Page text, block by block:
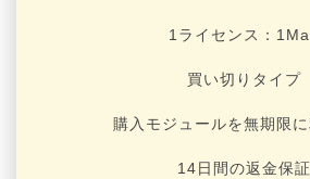
1ライセンス：1
買い切りタイプ
購入モジュールを無期限
14日間の返金保証